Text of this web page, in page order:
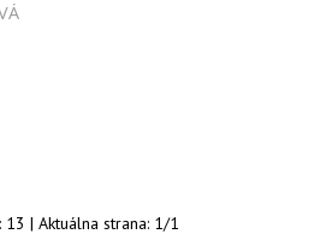
13 | Aktuálna strana: 1/1